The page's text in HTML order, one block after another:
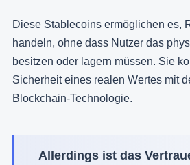
Diese Stablecoins ermöglichen es,
handeln, ohne dass Nutzer das
besitzen oder lagern müssen. Sie
Sicherheit eines realen Wertes mit
Blockchain-Technologie.
Allerdings ist das